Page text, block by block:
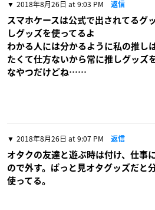
2018年8月26日 at 9:03 PM 返信
スマホケースは公式で出されてるグ
しグッズを使ってるよ
わかる人には分かるように私の推し
たくて仕方ないから常に推しグッズ
なやつだけどね……
2018年8月26日 at 9:07 PM 返信
オタクの友達と遊ぶ時は付け、仕事
ので外す。ぱっと見オタグッズだと
使ってる。